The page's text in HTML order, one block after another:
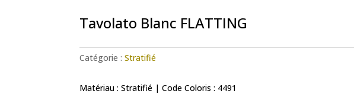
Tavolato Blanc FLATTING
Catégorie :Stratifié
Matériau : Stratifié | Code Coloris : 4491